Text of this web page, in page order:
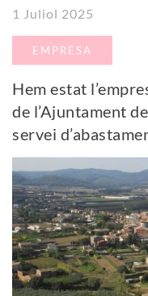
1 Juliol 2025
EMPRESA
Hem estat
de l’Ajuntament
servei